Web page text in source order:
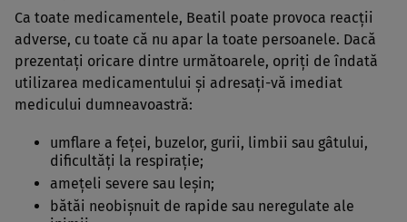
Ca toate medicamentele, Beatil poate provoca reacţii
adverse, cu toate că nu apar la toate persoanele. Dacă
prezentaţi oricare dintre următoarele, opriţi de îndată
utilizarea medicamentului şi adresaţi-vă imediat
medicului dumneavoastră:
umflare a feţei, buzelor, gurii, limbii sau gâtului,
dificultăţi la respiraţie;
ameţeli severe sau leşin;
bătăi neobişnuit de rapide sau neregulate ale